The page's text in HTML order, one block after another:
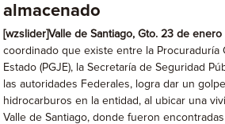
almacenado
[wzslider]Valle de Santiago, Gto. 23 de enero
coordinado que existe entre la Procuraduría
Estado (PGJE), la Secretaría de Seguridad
las autoridades Federales, logra dar un
hidrocarburos en la entidad, al ubicar una
Valle de Santiago, donde fueron